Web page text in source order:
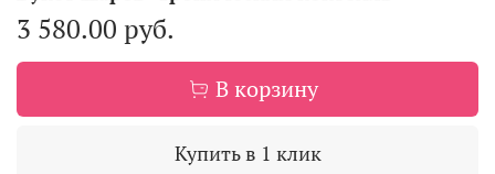
3 580.00 руб.
В корзину
Купить в 1 клик